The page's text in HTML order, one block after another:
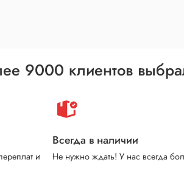
9000 клиентов
и
Всегда в наличии
Не нужно ждать! У нас всегда